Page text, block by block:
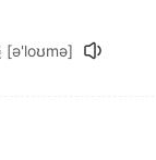
[ə'loʊmə]